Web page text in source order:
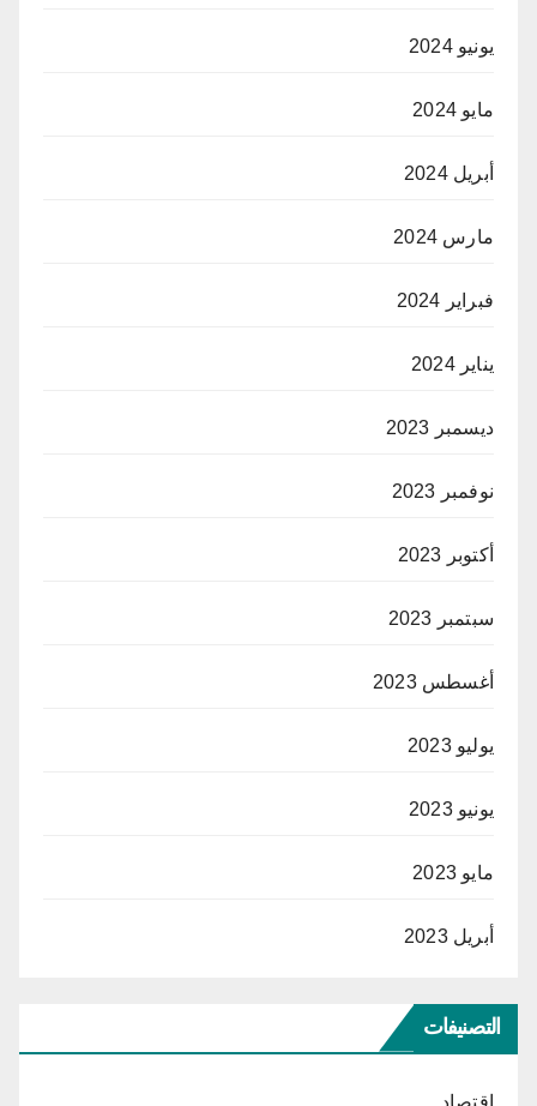
يونيو 2024
مايو 2024
أبريل 2024
مارس 2024
فبراير 2024
يناير 2024
ديسمبر 2023
نوفمبر 2023
أكتوبر 2023
سبتمبر 2023
أغسطس 2023
يوليو 2023
يونيو 2023
مايو 2023
أبريل 2023
التصنيفات
اقتصاد